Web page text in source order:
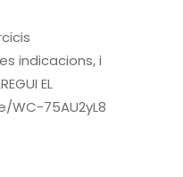
indicacions, i
EL
WC-75AU2yL8